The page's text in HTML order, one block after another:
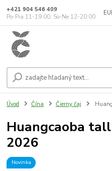
+421 904 546 409
Po-Pia 11-19:00, So-Ne 12-20:00
Úvod Čína Čierny čaj
Huangcaoba
2026
Novinka